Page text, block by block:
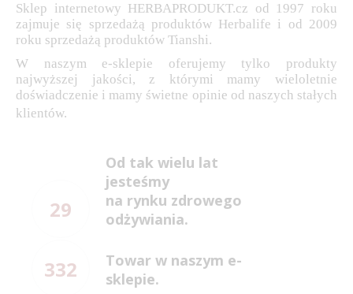
Sklep internetowy HERBAPRODUKT.cz od 1997 roku
zajmuje się sprzedażą produktów Herbalife i od 2009
roku sprzedażą produktów Tianshi.
W naszym e-sklepie oferujemy tylko produkty
najwyższej jakości, z którymi mamy wieloletnie
doświadczenie i mamy świetne opinie od naszych stałych
klientów.
29
Od tak wielu lat
jesteśmy
na rynku zdrowego
odżywiania.
332
Towar w naszym e-
sklepie.